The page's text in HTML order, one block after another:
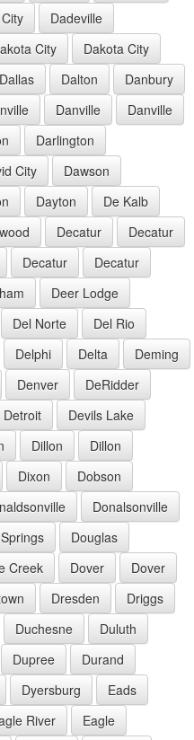
Dadeville
City
Dakota City
Dallas Dalton
Danbury
Danville
Danville
Darlington
City
Dawson
Dayton
De Kalb
Decatur
Decatur
Decatur
Decatur
Deer Lodge
Del Norte
Del Rio
Delphi Delta
Deming
Denver
DeRidder
Detroit
Devils Lake
Dillon
Dillon
Dixon
Dobson
Donalsonville
Douglas
Creek Dover
Dover
Dresden
Driggs
Duchesne
Duluth
Dupree
Durand
Dyersburg
Eads
River
Eagle